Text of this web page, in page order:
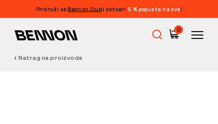
Pridruži seBennon Clubi ostvari 5 % popusta na sve!
0
Natrag na proizvode